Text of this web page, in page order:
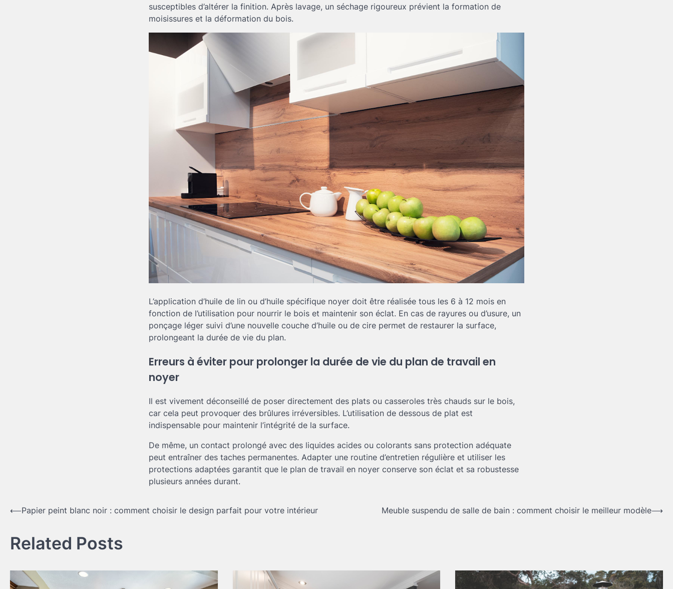
susceptibles d’altérer la finition. Après lavage, un séchage rigoureux prévient la formation de
moisissures et la déformation du bois.
L’application d’huile de lin ou d’huile spécifique noyer doit être réalisée tous les 6 à 12 mois en
fonction de l’utilisation pour nourrir le bois et maintenir son éclat. En cas de rayures ou d’usure, un
ponçage léger suivi d’une nouvelle couche d’huile ou de cire permet de restaurer la surface,
prolongeant la durée de vie du plan.
Erreurs à éviter pour prolonger la durée de vie du plan de travail en
noyer
Il est vivement déconseillé de poser directement des plats ou casseroles très chauds sur le bois,
car cela peut provoquer des brûlures irréversibles. L’utilisation de dessous de plat est
indispensable pour maintenir l’intégrité de la surface.
De même, un contact prolongé avec des liquides acides ou colorants sans protection adéquate
peut entraîner des taches permanentes. Adapter une routine d’entretien régulière et utiliser les
protections adaptées garantit que le plan de travail en noyer conserve son éclat et sa robustesse
plusieurs années durant.
Navigation
l’article
⟵Papier peint blanc noir : comment choisir le design parfait pour votre intérieur Meuble suspendu de salle de bain : comment choisir le meilleur modèle⟶
Related Posts